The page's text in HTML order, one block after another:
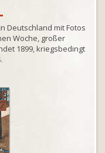
Deutschland mit Fotos
Woche, großer
1899, kriegsbedingt